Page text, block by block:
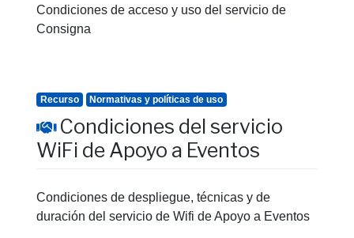
Condiciones de acceso y uso del servicio de
Consigna
Recurso Normativas y políticas de uso
Condiciones del servicio
WiFi de Apoyo a Eventos
Condiciones de despliegue, técnicas y de
duración del servicio de Wifi de Apoyo a Eventos